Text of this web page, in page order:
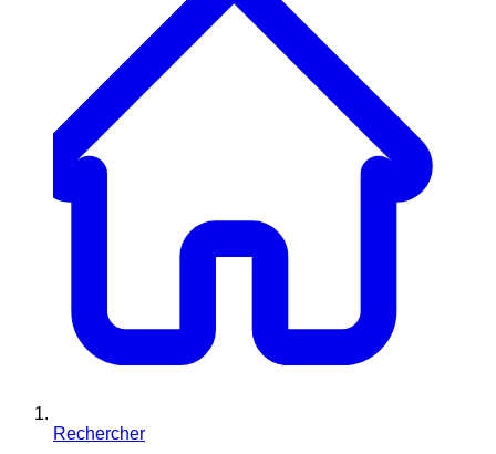
Rechercher